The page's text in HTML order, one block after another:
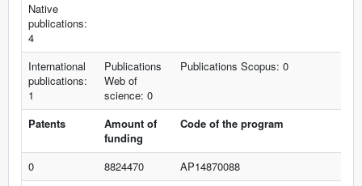
Native
publications:
4
International
publications:
1
Publications
Web of
science: 0
Publications Scopus: 0
Patents
Amount of
funding
Code of the program
0 8824470
AP14870088